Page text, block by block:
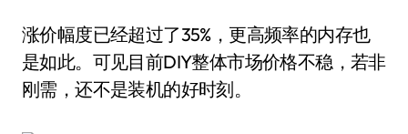
涨价幅度已经超过了35%，更高频率的内存也
是如此。可见目前DIY整体市场价格不稳，若非
刚需，还不是装机的好时刻。